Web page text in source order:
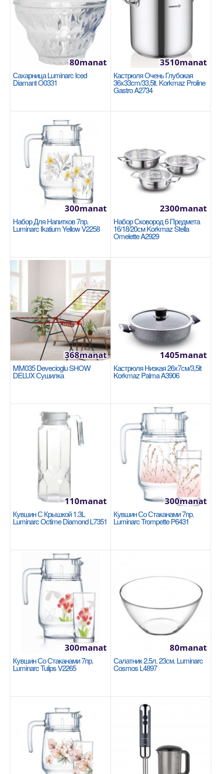
1920manat
Availability
В Корзину
Добавь в сравнения
В избранные
NEW
Кастрюля 26x7cm / 3.5л Korkmaz Ornella Sera
Vanilla A3975
керамическо..
1460manat
Availability
В Корзину
Добавь в сравнения
В избранные
Сковорода с крышкой 26x5cm Korkmaz
Granita A1265-1
Размер: 26x5 см / 2,5 л Покрытие из ПТФЭ
вулканического происхождения с отличными
антипригарными с..
1500manat
Availability
В избранные
Сахарница Luminarc Iced
Diamant O0331
80manat
Кастрюля Очень Глубокая
36x33cm/33,5lt. Korkmaz Proline
Gastro A2734
3510manat
Набор Для Напитков 7пр.
Luminarc Ikatium Yellow V2258
300manat
Набор Сковород 6 Предмета
16/18/20см Korkmaz Stella
Omelette A2929
2300manat
MM035 Devecioglu SHOW
DELUX Сушилка
368manat
Кастрюля Низкая 26x7см/3,5lt
Korkmaz Palma A3906
1405manat
Кувшин С Крышкой 1.3L
Luminarc Octime Diamond L7351
110manat
Кувшин Со Стаканами 7пр.
Luminarc Trompette P6431
300manat
Кувшин Со Стаканами 7пр.
Luminarc Tulips V2265
300manat
Салатник 2.5л. 23см. Luminarc
Cosmos L4897
80manat